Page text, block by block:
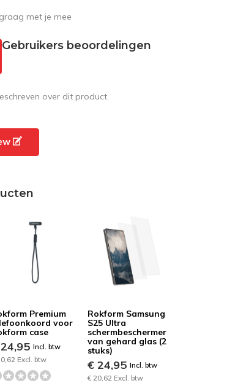
met je mee
Gebruikers beoordelingen
over dit product.
Premium
voor
case
Incl. btw
Excl. btw
Rokform Samsung
S25 Ultra
schermbeschermer
van gehard glas (2
stuks)
€ 24,95Incl. btw
€ 20,62 Excl. btw